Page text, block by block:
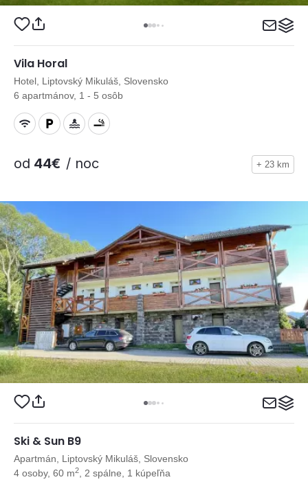
Vila Horal
Hotel, Liptovský Mikuláš, Slovensko
6 apartmánov, 1 - 5 osôb
od 44€ / noc + 23 km
Ski & Sun B9
Apartmán, Liptovský Mikuláš, Slovensko
4 osoby, 60 m2 , 2 spálne, 1 kúpeľňa